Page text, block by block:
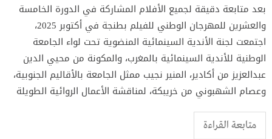
بعد متابعة دقيقة لجميع الأفلام المشاركة في الدورة الخامسة
والعشرين للمهرجان الوطني للفيلم بطنجة في أكتوبر 2025،
اجتمعت لجنة الأندية السينمائية المنضوية تحت لواء الجامعة
الوطنية للأندية السينمائية بالمغرب، والمكونة من محيي الدين
عبدالعزيز من أكادير، المنير نجيب ممثل الجامعة بالأقاليم الجنوبية،
وعصام الشهبوني من خريبكة، لمناقشة الأعمال الروائية الطويلة
متابعة القراءة